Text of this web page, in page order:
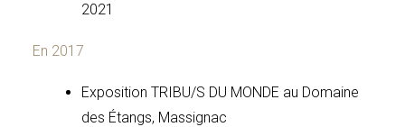
2021
En 2017
Exposition TRIBU/S DU MONDE au Domaine
des Étangs, Massignac